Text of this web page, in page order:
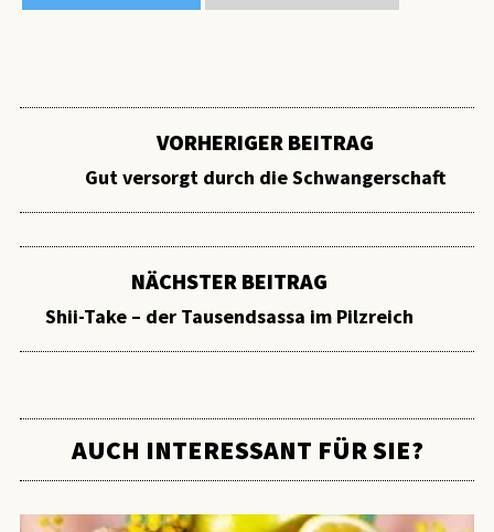
VORHERIGER BEITRAG
Gut versorgt durch die Schwangerschaft
NÄCHSTER BEITRAG
Shii-Take – der Tausendsassa im Pilzreich
AUCH INTERESSANT FÜR SIE?